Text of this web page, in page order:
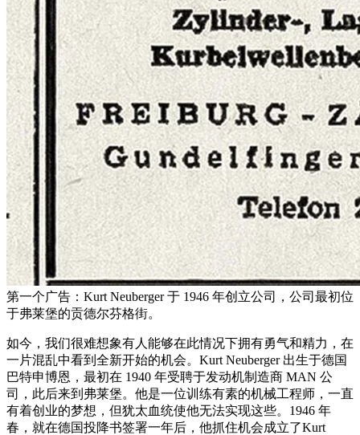
第一个广告：Kurt Neuberger 于 1946 年创立公司，公司最初位
于弗莱堡的贡德尔芬格街。
如今，我们很难想象有人能够在此情况下拥有勇气和精力，在
一片混乱中看到全新开始的机会。Kurt Neuberger 出生于德国
巴特申博恩，最初在 1940 年受聘于发动机制造商 MAN 公
司，此后来到弗莱堡。他是一位训练有素的机械工程师，一直
有着创业的梦想，但犹太血统使他无法实现这些。1946 年
春，就在德国投降书签署一年后，他抓住机会成立了Kurt